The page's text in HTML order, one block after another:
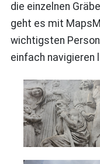
die einzelnen
geht es mit
wichtigsten
einfach navigieren